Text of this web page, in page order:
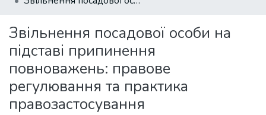
Statistics
Звільнення посадової особи на
підставі припинення
повноважень: правове
регулювання та практика
правозастосування